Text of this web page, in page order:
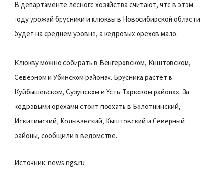
В департаменте лесного хозяйства считают, что в этом
году урожай брусники и клюквы в Новосибирской области
будет на среднем уровне, а кедровых орехов мало.
Клюкву можно собирать в Венгеровском, Кыштовском,
Северном и Убинском районах. Брусника растёт в
Куйбышевском, Сузунском и Усть-Таркском районах. За
кедровыми орехами стоит поехать в Болотнинский,
Искитимский, Колыванский, Кыштовский и Северный
районы, сообщили в ведомстве.
Источник: news.ngs.ru